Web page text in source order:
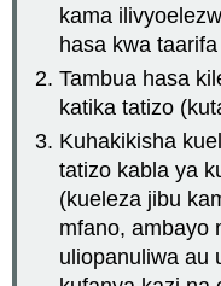
kama
hasa kwa
Tambua hasa
katika tatizo
Kuhakikisha
tatizo kabla ya
(kueleza jibu
mfano, ambayo
uliopanuliwa au